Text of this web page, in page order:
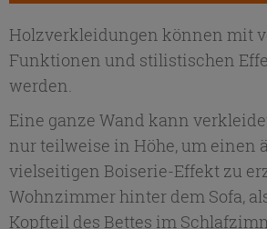
Holzverkleidungen können mit
Funktionen und stilistischen
werden.
Eine ganze Wand kann
nur teilweise in Höhe, um einen
vielseitigen Boiserie-Effekt zu
Wohnzimmer hinter dem Sofa,
Kopfteil des Bettes im